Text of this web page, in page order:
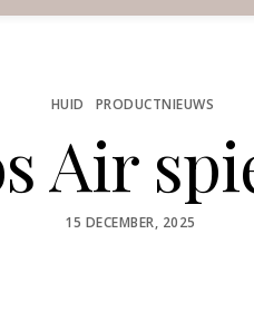
HUID PRODUCTNIEUWS
Air
POSTED
15 DECEMBER, 2025